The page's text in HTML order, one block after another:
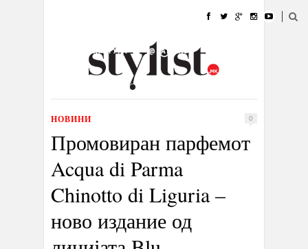
УБАВИНА
КУЛТУРА @РАБОТА
ИЗЛОГ
НОВИНИ 0
Промовиран парфемот
Acqua di Parma
Chinotto di Liguria –
ново издание од